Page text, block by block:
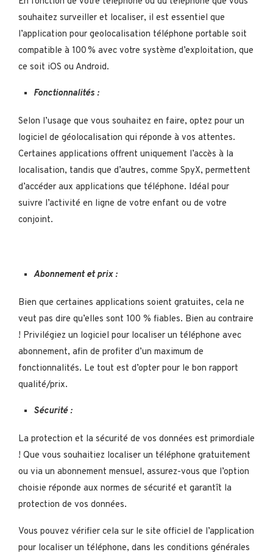
souhaitez surveiller et localiser, il est essentiel que
l’application pour geolocalisation téléphone portable soit
compatible à 100 % avec votre système d’exploitation, que
ce soit iOS ou Android.
Fonctionnalités :
Selon l’usage que vous souhaitez en faire, optez pour un
logiciel de géolocalisation qui réponde à vos attentes.
Certaines applications offrent uniquement l’accès à la
localisation, tandis que d’autres, comme SpyX, permettent
d’accéder aux applications que téléphone. Idéal pour
suivre l’activité en ligne de votre enfant ou de votre
conjoint.
Abonnement et prix :
Bien que certaines applications soient gratuites, cela ne
veut pas dire qu’elles sont 100 % fiables. Bien au contraire
! Privilégiez un logiciel pour localiser un téléphone avec
abonnement, afin de profiter d’un maximum de
fonctionnalités. Le tout est d’opter pour le bon rapport
qualité/prix.
Sécurité :
La protection et la sécurité de vos données est primordiale
! Que vous souhaitiez localiser un téléphone gratuitement
ou via un abonnement mensuel, assurez-vous que l’option
choisie réponde aux normes de sécurité et garantît la
protection de vos données.
Vous pouvez vérifier cela sur le site officiel de l’application
pour localiser un téléphone, dans les conditions générales